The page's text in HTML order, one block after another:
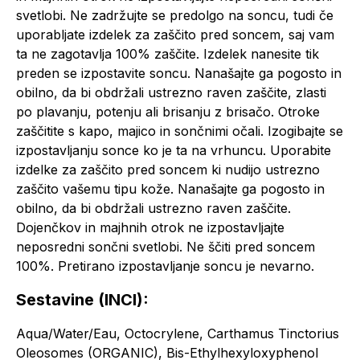
svetlobi. Ne zadržujte se predolgo na soncu, tudi če
uporabljate izdelek za zaščito pred soncem, saj vam
ta ne zagotavlja 100% zaščite. Izdelek nanesite tik
preden se izpostavite soncu. Nanašajte ga pogosto in
obilno, da bi obdržali ustrezno raven zaščite, zlasti
po plavanju, potenju ali brisanju z brisačo. Otroke
zaščitite s kapo, majico in sončnimi očali. Izogibajte se
izpostavljanju sonce ko je ta na vrhuncu. Uporabite
izdelke za zaščito pred soncem ki nudijo ustrezno
zaščito vašemu tipu kože. Nanašajte ga pogosto in
obilno, da bi obdržali ustrezno raven zaščite.
Dojenčkov in majhnih otrok ne izpostavljajte
neposredni sončni svetlobi. Ne ščiti pred soncem
100%. Pretirano izpostavljanje soncu je nevarno.
Sestavine (INCI):
Aqua/Water/Eau, Octocrylene, Carthamus Tinctorius
Oleosomes (ORGANIC), Bis-Ethylhexyloxyphenol